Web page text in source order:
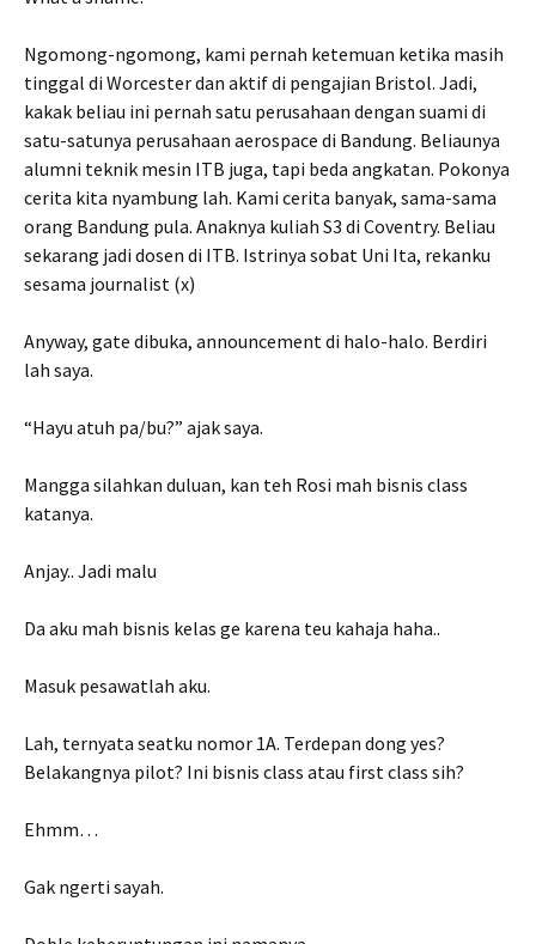
Ngomong-ngomong, kami pernah ketemuan ketika masih
tinggal di Worcester dan aktif di pengajian Bristol. Jadi,
kakak beliau ini pernah satu perusahaan dengan suami di
satu-satunya perusahaan aerospace di Bandung. Beliaunya
alumni teknik mesin ITB juga, tapi beda angkatan. Pokonya
cerita kita nyambung lah. Kami cerita banyak, sama-sama
orang Bandung pula. Anaknya kuliah S3 di Coventry. Beliau
sekarang jadi dosen di ITB. Istrinya sobat Uni Ita, rekanku
sesama journalist (x)
Anyway, gate dibuka, announcement di halo-halo. Berdiri
lah saya.
“Hayu atuh pa/bu?” ajak saya.
Mangga silahkan duluan, kan teh Rosi mah bisnis class
katanya.
Anjay.. Jadi malu
Da aku mah bisnis kelas ge karena teu kahaja haha..
Masuk pesawatlah aku.
Lah, ternyata seatku nomor 1A. Terdepan dong yes?
Belakangnya pilot? Ini bisnis class atau first class sih?
Ehmm…
Gak ngerti sayah.